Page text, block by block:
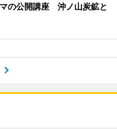
の公開講座 沖ノ山炭鉱と